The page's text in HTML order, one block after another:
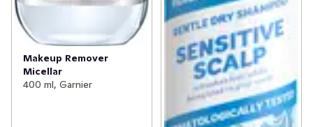
Makeup Remover
Micellar
400 ml, Garnier